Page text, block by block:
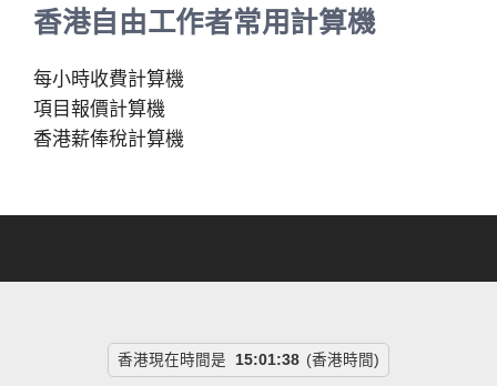
香港自由工作者常用計算機
每小時收費計算機
項目報價計算機
香港薪俸稅計算機
香港現在時間是 15:01:39 (香港時間)